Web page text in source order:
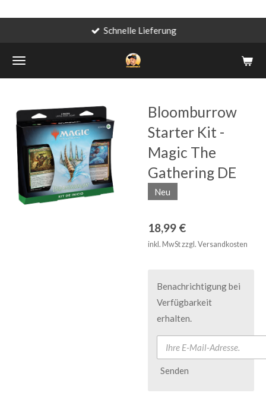
springen
Schnelle Lieferung
Bloomburrow
Starter Kit -
Magic The
Gathering DE
Neu
18,99 €
inkl. MwSt zzgl. Versandkosten
Benachrichtigung bei
Verfügbarkeit
erhalten.
Senden